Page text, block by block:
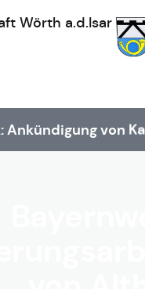
Wörth a.d.Isar
Ankündigung von